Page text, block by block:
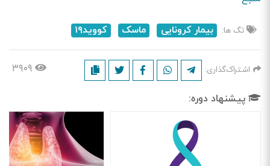
تگ ها: بیمار کرونایی ماسک کووید۱۹
اشتراک‌گذاری: ۳۹۰۹
پیشنهاد دوره: